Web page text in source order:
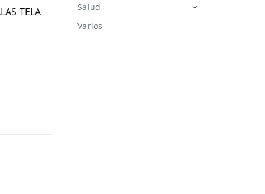
TELA
Salud
Varios